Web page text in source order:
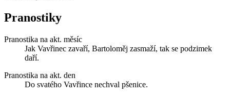
Pranostiky
Pranostika na akt. měsíc
Jak Vavřinec zavaří, Bartoloměj zasmaží, tak se podzimek
daří.
Pranostika na akt. den
Do svatého Vavřince nechval pšenice.